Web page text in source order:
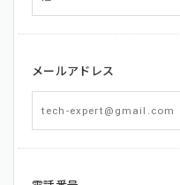
メールアドレス